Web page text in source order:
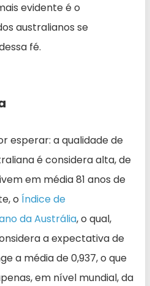
evidente é o
australianos se
fé.
esperar: a qualidade de
é considera alta, de
em média 81 anos de
o Índice de
da Austrália, o qual,
a expectativa de
a média de 0,937, o que
em nível mundial, da